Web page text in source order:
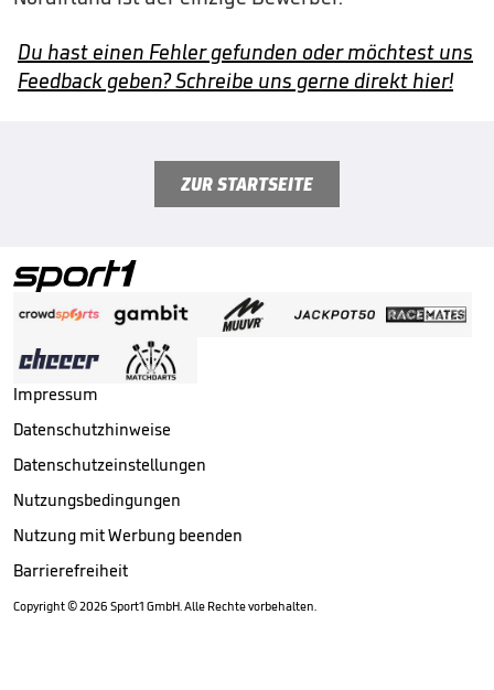
Du hast einen Fehler gefunden oder möchtest uns
Feedback geben? Schreibe uns gerne direkt hier!
ZUR STARTSEITE
Impressum
Datenschutzhinweise
Datenschutzeinstellungen
Nutzungsbedingungen
Nutzung mit Werbung beenden
Barrierefreiheit
Copyright ©2026 Sport1 GmbH. Alle Rechte vorbehalten.